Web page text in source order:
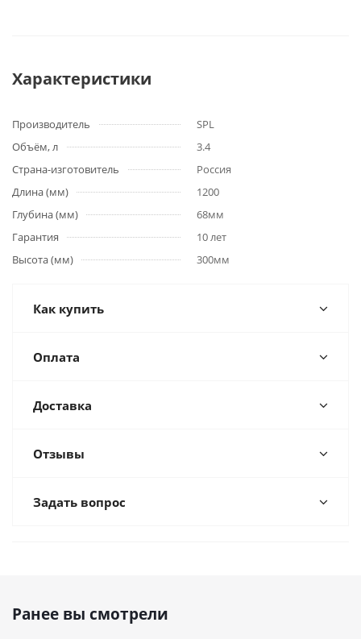
Характеристики
Производитель
SPL
Объём, л
3.4
Страна-изготовитель
Россия
Длина (мм)
1200
Глубина (мм)
68мм
Гарантия
10 лет
Высота (мм)
300мм
Как купить
Оплата
Доставка
Отзывы
Задать вопрос
Ранее вы смотрели